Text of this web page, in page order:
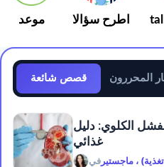
موعد اطرح سؤالا
قصص شائعة المحررون
الكلوي: دليل
غذائي
في